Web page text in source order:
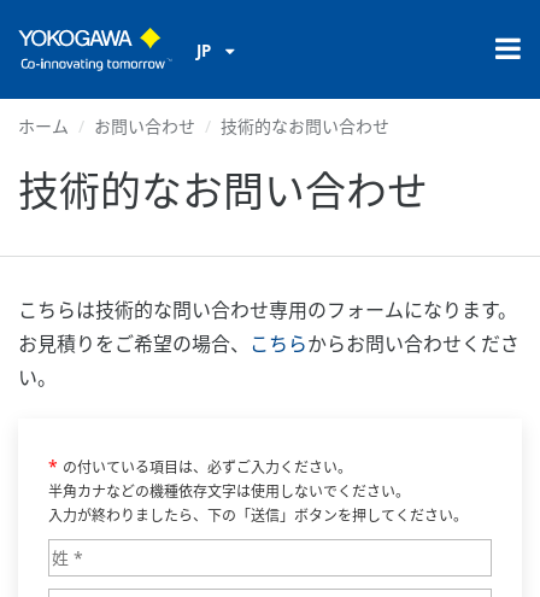
JP
ホーム お問い合わせ 技術的なお問い合わせ
技術的なお問い合わせ
こちらは技術的な問い合わせ専用のフォームになります。
お見積りをご希望の場合、 こちらからお問い合わせくださ
い。